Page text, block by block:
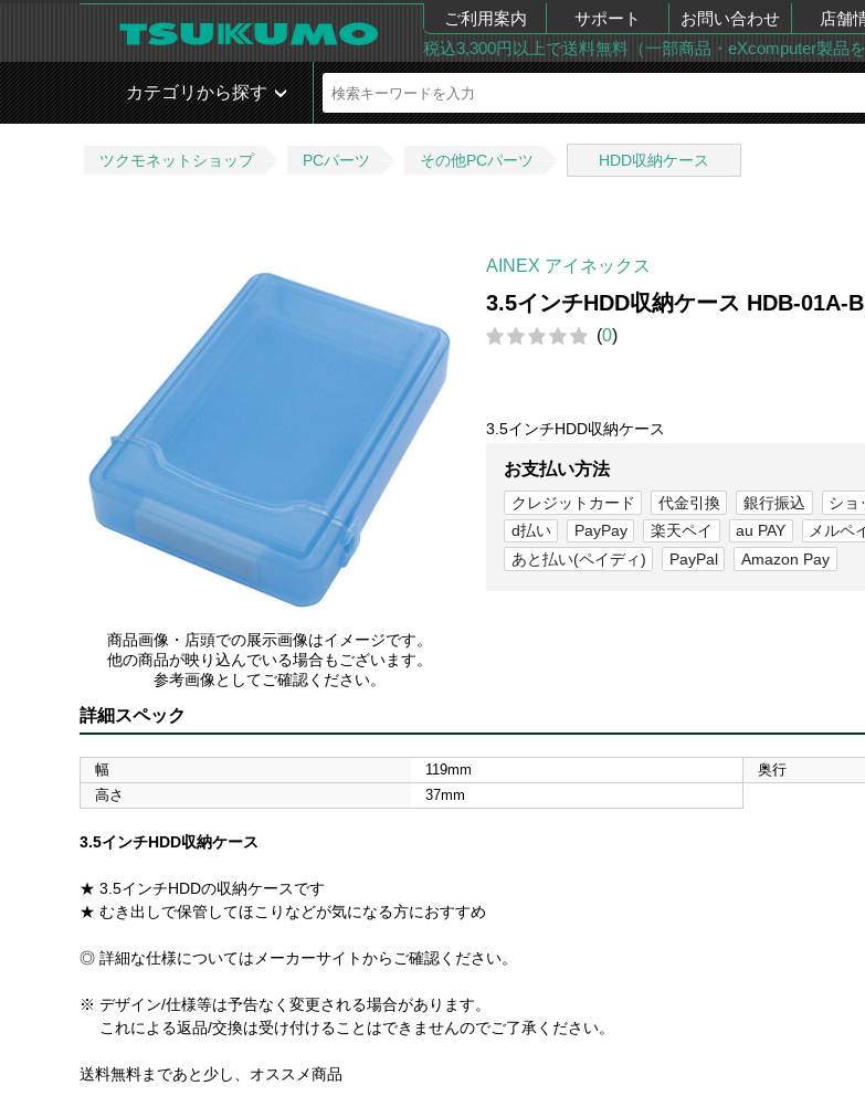
ご利用案内 サポート お問い合わせ 店舗
税込3,300円以上で送料無料（一部商品・eXcomputer製品を
カテゴリから探す
ツクモネットショップ PCパーツ その他PCパーツ HDD収納ケース
商品画像・店頭での展示画像はイメージです。
他の商品が映り込んでいる場合もございます。
参考画像としてご確認ください。
AINEX アイネックス
3.5インチHDD収納ケース HDB-01A-
(0)
3.5インチHDD収納ケース
お支払い方法
クレジットカード 代金引換 銀行振込
ショ
d払い
PayPay 楽天ペイ au PAY
メルペ
あと払い(ペイディ)
PayPal Amazon Pay
詳細スペック
幅 119mm 奥行
高さ
37mm
3.5インチHDD収納ケース
★ 3.5インチHDDの収納ケースです
★ むき出しで保管してほこりなどが気になる方におすすめ
◎ 詳細な仕様についてはメーカーサイトからご確認ください。
※ デザイン/仕様等は予告なく変更される場合があります。
これによる返品/交換は受け付けることはできませんのでご了承ください。
送料無料まであと少し、オススメ商品